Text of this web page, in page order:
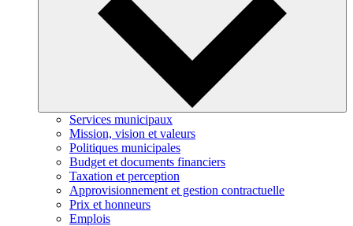
Services municipaux
Mission, vision et valeurs
Politiques municipales
Budget et documents financiers
Taxation et perception
Approvisionnement et gestion contractuelle
Prix et honneurs
Emplois